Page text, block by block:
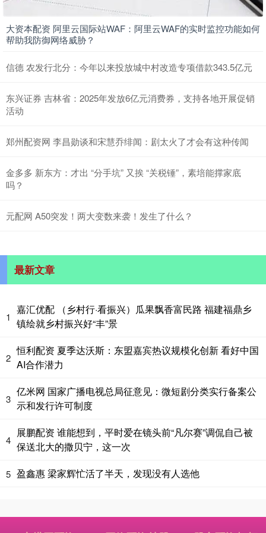
大资本配资 阿里云国际站WAF：阿里云WAF的实时监控功能如何
帮助我防御网络威胁？
信德 农发行北分：今年以来投放城中村改造专项借款343.5亿元
东兴证券 吉林省：2025年发放6亿元消费券，支持各地开展促销
活动
郑州配资网 李昌勋谈和宋慧乔绯闻：剧太火了才会有这种传闻
金多多 新东方：才出 “分手坑” 又挨 “关税锤”，素培能撑家底
吗？
元配网 A50突发！两大变数来袭！发生了什么？
最新文章
1
嘉汇优配 （乡村行·看振兴）瓜果飘香富民路 福建福鼎乡
镇绘就乡村振兴好“丰”景
2
恒利配资 夏季达沃斯：东盟嘉宾热议规模化创新 看好中国
AI合作潜力
3
亿米网 国家广播电视总局征意见：微短剧分类实行备案公
示和发行许可制度
4
展鹏配资 谁能想到，平时爱在镜头前“凡尔赛”调侃自己被
保送北大的撒贝宁，这一次
5 盈鑫惠 梁家辉忙活了半天，发现没有人选他